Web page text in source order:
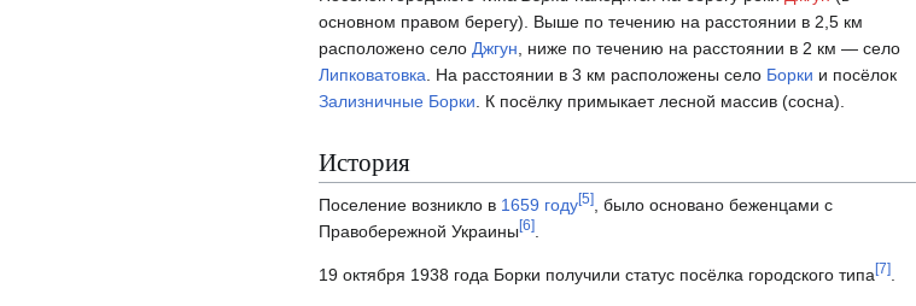
основном правом берегу). Выше по течению на расстоянии в 2,5 км
расположено село Джгун , ниже по течению на расстоянии в 2 км — село
Липковатовка . На расстоянии в 3 км расположены село Борки и посёлок
Зализничные Борки . К посёлку примыкает лесной массив (сосна).
История
Поселение возникло в 1659 году[5]
, было основано беженцами с
Правобережной Украины [6]
19 октября 1938 года Борки получили статус посёлка городского типа [7]